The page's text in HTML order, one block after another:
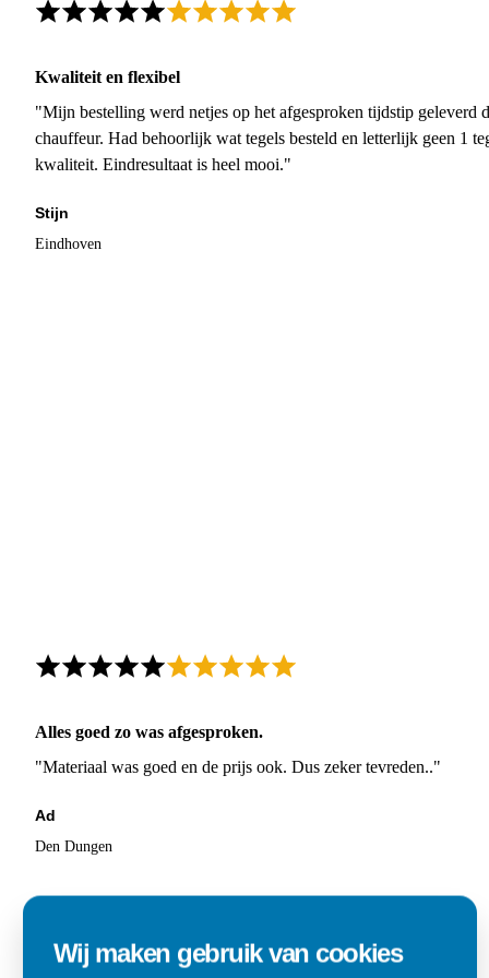
Kwaliteit en flexibel
"Mijn bestelling werd netjes op het afgesproken tijdstip geleverd
chauffeur. Had behoorlijk wat tegels besteld en letterlijk geen 1
kwaliteit. Eindresultaat is heel mooi."
Stijn
Eindhoven
Alles goed zo was afgesproken.
"Materiaal was goed en de prijs ook. Dus zeker tevreden.."
Ad
Den Dungen
Wij maken gebruik van cookies